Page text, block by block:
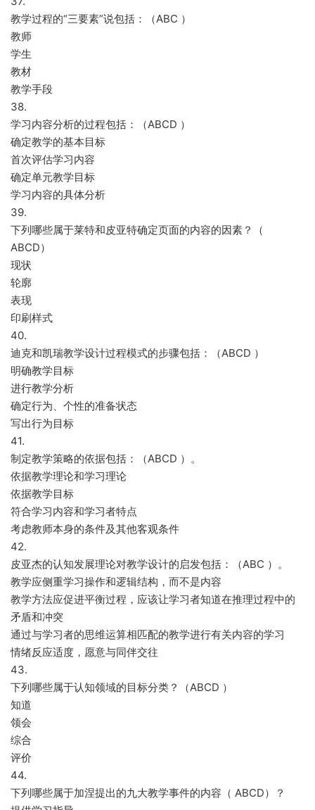
教学过程的“三要素”说包括：（ABC ）
教师
学生
教材
教学手段
38.
学习内容分析的过程包括：（ABCD ）
确定教学的基本目标
首次评估学习内容
确定单元教学目标
学习内容的具体分析
39.
下列哪些属于莱特和皮亚特确定页面的内容的因素？（
ABCD）
现状
轮廓
表现
印刷样式
40.
迪克和凯瑞教学设计过程模式的步骤包括：（ABCD ）
明确教学目标
进行教学分析
确定行为、个性的准备状态
写出行为目标
41.
制定教学策略的依据包括：（ABCD ）。
依据教学理论和学习理论
依据教学目标
符合学习内容和学习者特点
考虑教师本身的条件及其他客观条件
42.
皮亚杰的认知发展理论对教学设计的启发包括：（ABC ）。
教学应侧重学习操作和逻辑结构，而不是内容
教学方法应促进平衡过程，应该让学习者知道在推理过程中的
矛盾和冲突
通过与学习者的思维运算相匹配的教学进行有关内容的学习
情绪反应适度，愿意与同伴交往
43.
下列哪些属于认知领域的目标分类？（ABCD ）
知道
领会
综合
评价
44.
下列哪些属于加涅提出的九大教学事件的内容（ ABCD）？